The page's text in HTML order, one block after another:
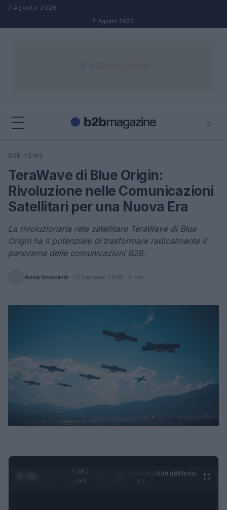
Salta al contenuto
7 Agosto 2026
7 Agosto 2026
⌕
Cerca
B2B NEWS
TeraWave di Blue Origin:
Rivoluzione nelle Comunicazioni
Satellitari per una Nuova Era
La rivoluzionaria rete satellitare TeraWave di Blue
Origin ha il potenziale di trasformare radicalmente il
panorama delle comunicazioni B2B.
Anna Innocenti · 22 Gennaio 2026 · 3 min
0:29 /
1:50
AdhubMedia